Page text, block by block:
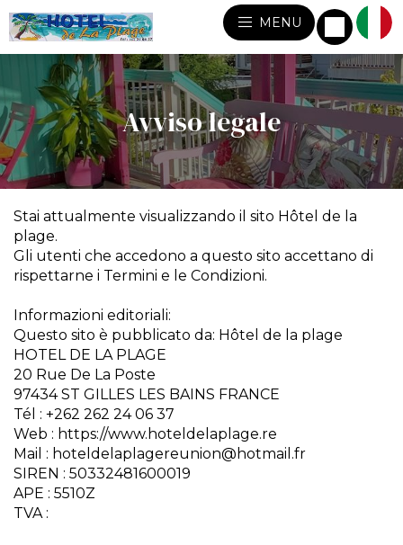
MENU
Avviso legale
Stai attualmente visualizzando il sito Hôtel de la
plage.
Gli utenti che accedono a questo sito accettano di
rispettarne i Termini e le Condizioni.
Informazioni editoriali:
Questo sito è pubblicato da: Hôtel de la plage
HOTEL DE LA PLAGE
20 Rue De La Poste
97434 ST GILLES LES BAINS FRANCE
Tél : +262 262 24 06 37
Web : https://www.hoteldelaplage.re
Mail : hoteldelaplagereunion@hotmail.fr
SIREN : 50332481600019
APE : 5510Z
TVA :